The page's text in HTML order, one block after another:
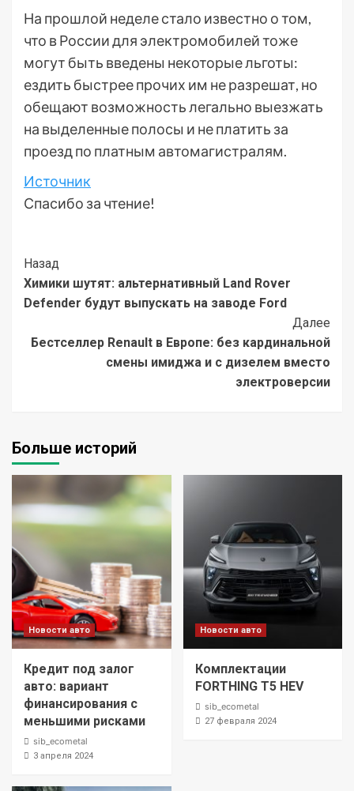
На прошлой неделе стало известно о том,
что в России для электромобилей тоже
могут быть введены некоторые льготы:
ездить быстрее прочих им не разрешат, но
обещают возможность легально выезжать
на выделенные полосы и не платить за
проезд по платным автомагистралям.
Источник
Спасибо за чтение!
Post
Navigation
Назад
Химики шутят: альтернативный Land Rover
Defender будут выпускать на заводе Ford
Далее
Бестселлер Renault в Европе: без кардинальной
смены имиджа и с дизелем вместо
электроверсии
Больше историй
Новости авто
Кредит под залог
авто: вариант
финансирования с
меньшими рисками
sib_ecometal
3 апреля 2024
Новости авто
Комплектации
FORTHING T5 HEV
sib_ecometal
27 февраля 2024